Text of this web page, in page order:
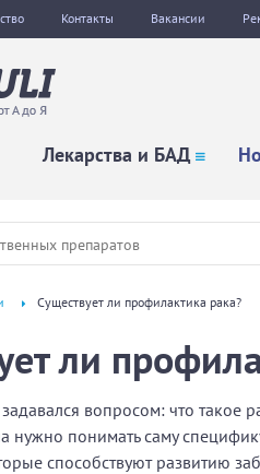
Контакты Вакансии
Лекарства и БАД
Существует ли профилактика рака?
ли
вопросом: что такое
нужно понимать саму
способствуют развитию